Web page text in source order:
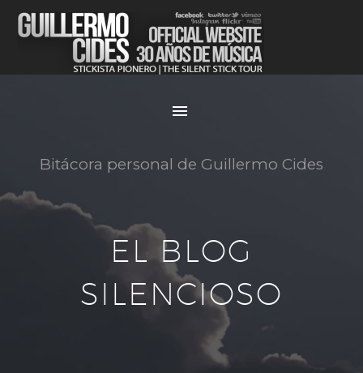
Bitácora personal de Guillermo Cides
EL BLOG
SILENCIOSO